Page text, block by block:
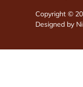
Copyright ©
Designed by